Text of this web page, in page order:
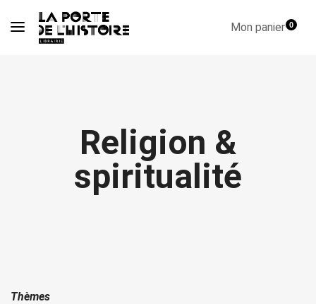
Mon panier0
Religion &
spiritualité
Thèmes